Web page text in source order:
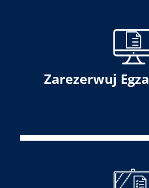
Zarezerwuj